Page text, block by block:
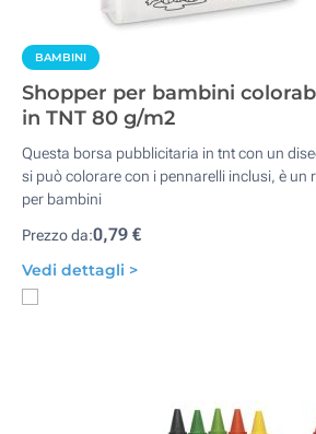
BAMBINI
Shopper per bambini
in TNT 80 g/m2
Questa borsa pubblicitaria in tnt con un
si può colorare con i pennarelli inclusi, è un
per bambini
Prezzo da:0,79 €
Vedi dettagli >